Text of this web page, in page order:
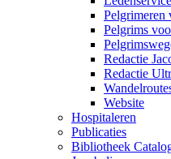
Pelgrimeren
Pelgrims
Redactie
Redactie
Website
Hospitaleren
Publicaties
Bibliotheek